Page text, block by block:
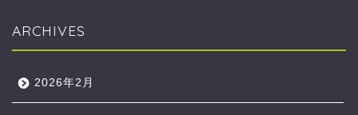
ARCHIVES
2026年2月